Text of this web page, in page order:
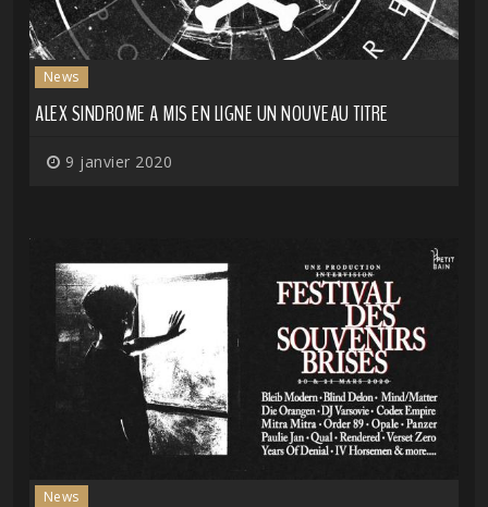
News
ALEX SINDROME A MIS EN LIGNE UN NOUVEAU TITRE
9 janvier 2020
News